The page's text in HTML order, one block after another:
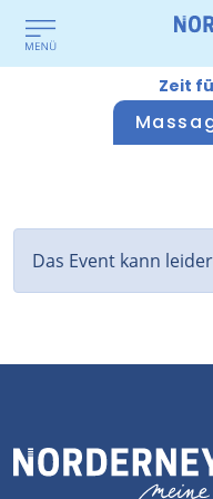
Zeit
Das Event kann